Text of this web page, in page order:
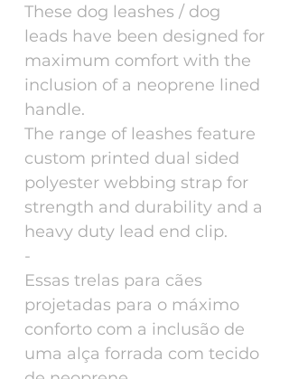
These dog leashes / dog
leads have been designed for
maximum comfort with the
inclusion of a neoprene lined
handle.
The range of leashes feature
custom printed dual sided
polyester webbing strap for
strength and durability and a
heavy duty lead end clip.
-
Essas trelas para cães
projetadas para o máximo
conforto com a inclusão de
uma alça forrada com tecido